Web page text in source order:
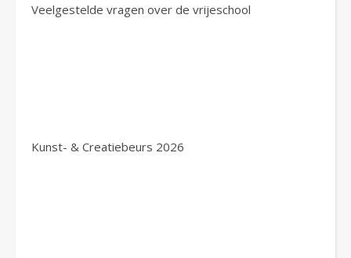
Veelgestelde vragen over de vrijeschool
Kunst- & Creatiebeurs 2026